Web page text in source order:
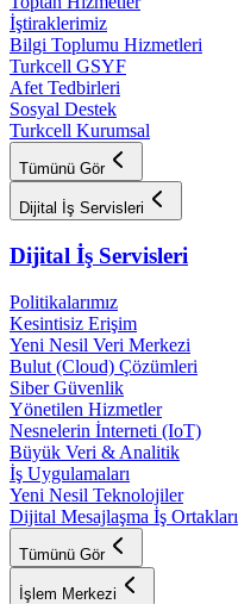
İştiraklerimiz
Bilgi Toplumu Hizmetleri
Turkcell GSYF
Afet Tedbirleri
Sosyal Destek
Turkcell Kurumsal
Tümünü Gör
Dijital İş Servisleri
Dijital İş Servisleri
Politikalarımız
Kesintisiz Erişim
Yeni Nesil Veri Merkezi
Bulut (Cloud) Çözümleri
Siber Güvenlik
Yönetilen Hizmetler
Nesnelerin İnterneti (IoT)
Büyük Veri & Analitik
İş Uygulamaları
Yeni Nesil Teknolojiler
Dijital Mesajlaşma İş Ortakları
Tümünü Gör
İşlem Merkezi